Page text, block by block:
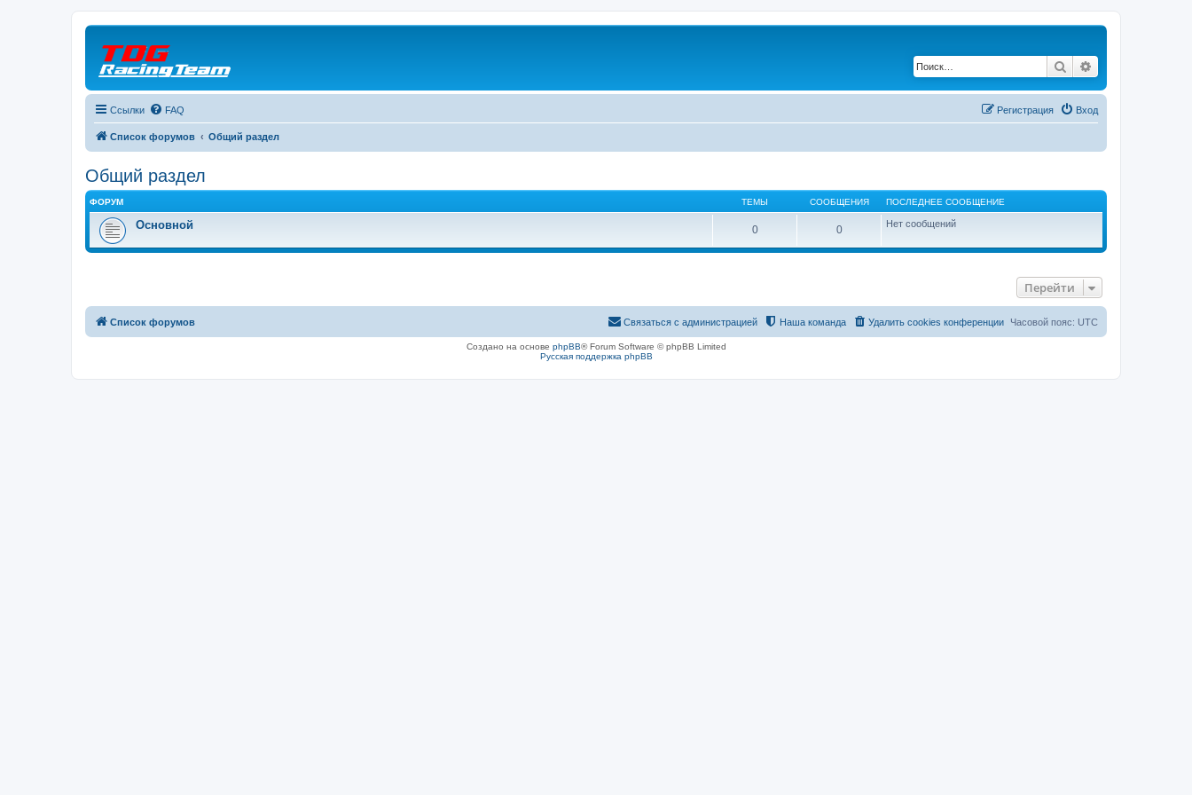
Поиск
Ссылки FAQ Вход
Регистрация
Список форумов Общий раздел
Общий раздел
ФОРУМ ТЕМЫ СООБЩЕНИЯ ПОСЛЕДНЕЕ СООБЩЕНИЕ
Основной 0 0 Нет сообщений
Перейти
Список форумов Часовой пояс: UTC
Удалить cookies конференции
Наша команда
Связаться с администрацией
Создано на основе phpBB® Forum Software © phpBB Limited
Русская поддержка phpBB